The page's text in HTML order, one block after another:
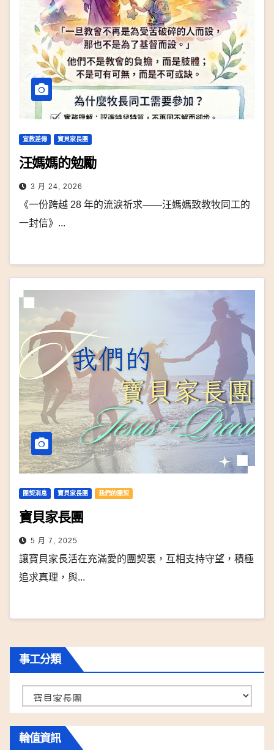
宣教差傳 寶貝家長團
汪媽媽的勉勵
3 月 24, 2026
《一份跨越 28 年的流淚祈求——汪媽媽致教牧同工的
一封信》...
團契消息 寶貝家長團 我們的團契
寶貝家長團
5 月 7, 2025
讓寶貝家長活在充滿愛的團契裏，互相支持守望，積極
追求真理，與...
事工分類
工
分
輪值資訊